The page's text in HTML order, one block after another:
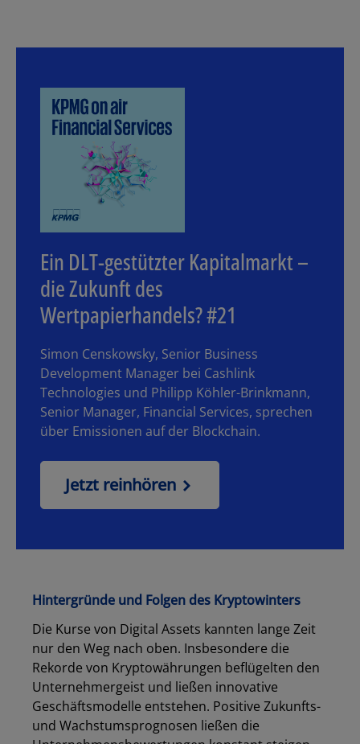
Ein DLT-gestützter Kapitalmarkt –
die Zukunft des
Wertpapierhandels? #21
Simon Censkowsky, Senior Business
Development Manager bei Cashlink
Technologies und Philipp Köhler-Brinkmann,
Senior Manager, Financial Services, sprechen
über Emissionen auf der Blockchain.
Jetzt reinhören
Hintergründe und Folgen des Kryptowinters
Die Kurse von Digital Assets kannten lange Zeit
nur den Weg nach oben. Insbesondere die
Rekorde von Kryptowährungen beflügelten den
Unternehmergeist und ließen innovative
Geschäftsmodelle entstehen. Positive Zukunfts-
und Wachstumsprognosen ließen die